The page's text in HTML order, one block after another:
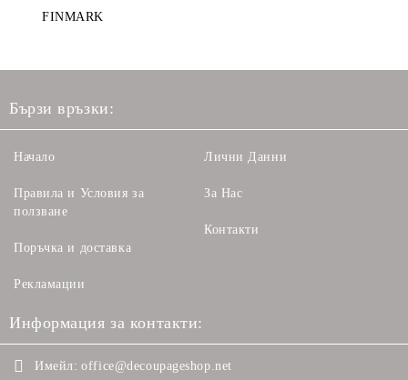
FINMARK
Бързи връзки:
Начало
Правила и Условия за
ползване
Поръчка и доставка
Рекламации
Лични Данни
За Нас
Контакти
Информация за контакти:
Имейл: office@decoupageshop.net